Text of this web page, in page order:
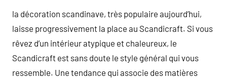
la décoration scandinave, très populaire aujourd’hui,
laisse progressivement la place au Scandicraft. Si vous
rêvez d’un intérieur atypique et chaleureux, le
Scandicraft est sans doute le style général qui vous
ressemble. Une tendance qui associe des matières